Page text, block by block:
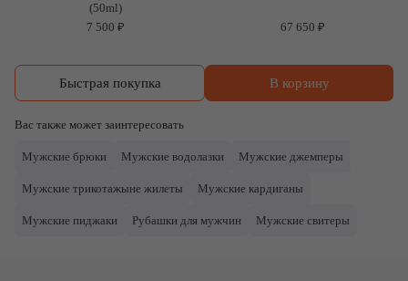
(50ml)
7 500 ₽
67 650 ₽
Быстрая покупка В корзину
Вас также может заинтересовать
Мужские брюки Мужские водолазки Мужские джемперы
Мужские трикотажыне жилеты Мужские кардиганы
Мужские пиджаки Рубашки для мужчин Мужские свитеры